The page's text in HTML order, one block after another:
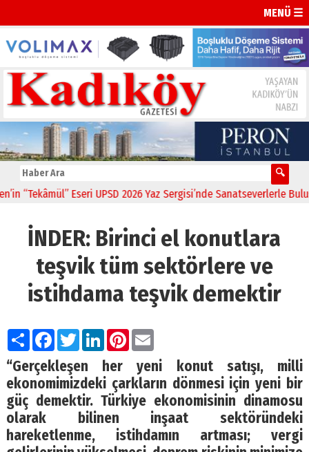
MENÜ ☰
Eseri UPSD 2026 Yaz Sergisi’nde Sanatseverlerle Buluştu
İNDER: Birinci el konutlara
teşvik tüm sektörlere ve
istihdama teşvik demektir
PaylaşFacebook
TwitterLinkedIn
Pinterest
Email
“Gerçekleşen her yeni konut satışı, milli
ekonomimizdeki çarkların dönmesi için yeni bir
güç demektir. Türkiye ekonomisinin dinamosu
olarak bilinen inşaat sektöründeki
hareketlenme, istihdamın artması; vergi